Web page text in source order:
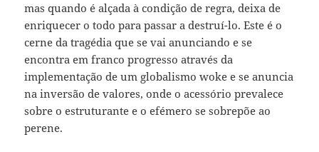
mas quando é alçada à condição de regra, deixa de
enriquecer o todo para passar a destruí-lo. Este é o
cerne da tragédia que se vai anunciando e se
encontra em franco progresso através da
implementação de um globalismo woke e se anuncia
na inversão de valores, onde o acessório prevalece
sobre o estruturante e o efémero se sobrepõe ao
perene.